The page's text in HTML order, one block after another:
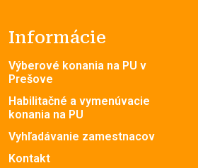
Informácie
Výberové konania na PU v
Prešove
Habilitačné a vymenúvacie
konania na PU
Vyhľadávanie zamestnacov
Kontakt